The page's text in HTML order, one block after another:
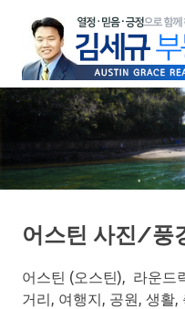
content
어스틴 사진/풍
어스틴 (오스틴), 라운드
거리, 여행지, 공원, 생활